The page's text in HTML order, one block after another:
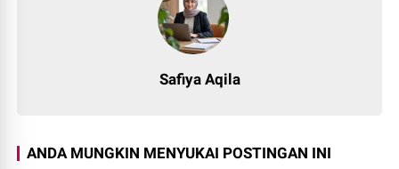
Safiya Aqila
ANDA MUNGKIN MENYUKAI POSTINGAN INI